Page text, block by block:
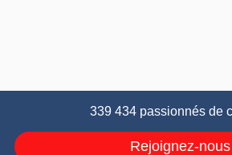
339 434 passionnés de
Rejoignez-